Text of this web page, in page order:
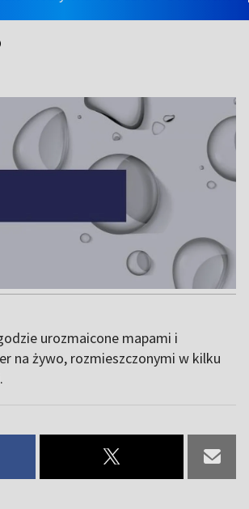
urozmaicone mapami i
na żywo, rozmieszczonymi w kilku